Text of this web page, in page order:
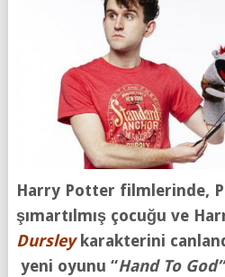
Harry Potter filmlerinde,
şımartılmış çocuğu ve
Dursleykarakterini
yeni oyunu “Hand To